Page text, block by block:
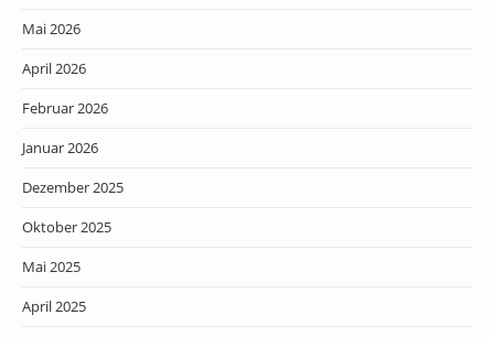
Mai 2026
April 2026
Februar 2026
Januar 2026
Dezember 2025
Oktober 2025
Mai 2025
April 2025